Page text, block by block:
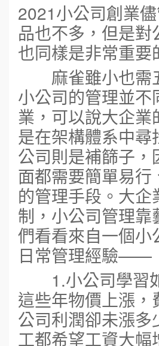
2021小公司創業
品也不多，但是對
也同樣是非常重要
麻雀雖小也需
小公司的管理並不
業，可以說大企業
是在架構體系中尋
公司則是補篩子，
面都需要簡單易行
的管理手段。大企
制，小公司管理靠
們看看來自一個小
日常管理經驗——
1.小公司學習
這些年物價上漲，
公司利潤卻未漲多
工都希望工資大幅